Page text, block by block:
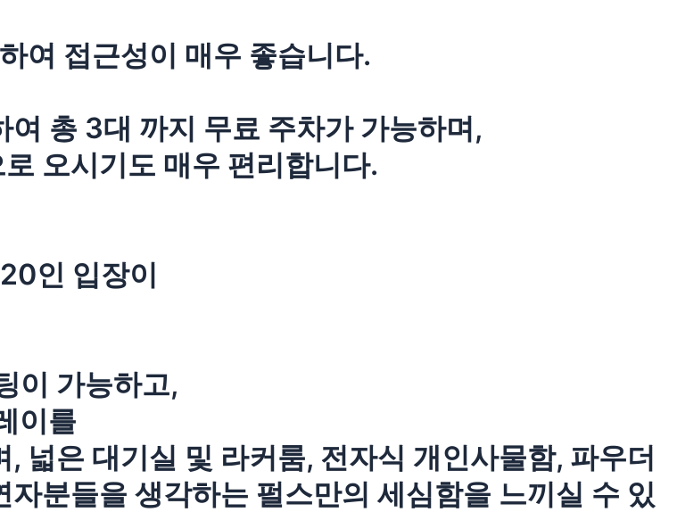
여 접근성이 매우 좋습니다.
총 3대 까지 무료 주차가 가능하며,
오시기도 매우 편리합니다.
인 입장이
이 가능하고,
이를
넓은 대기실 및 라커룸, 전자식 개인사물함, 파우더
분들을 생각하는 펄스만의 세심함을 느끼실 수 있